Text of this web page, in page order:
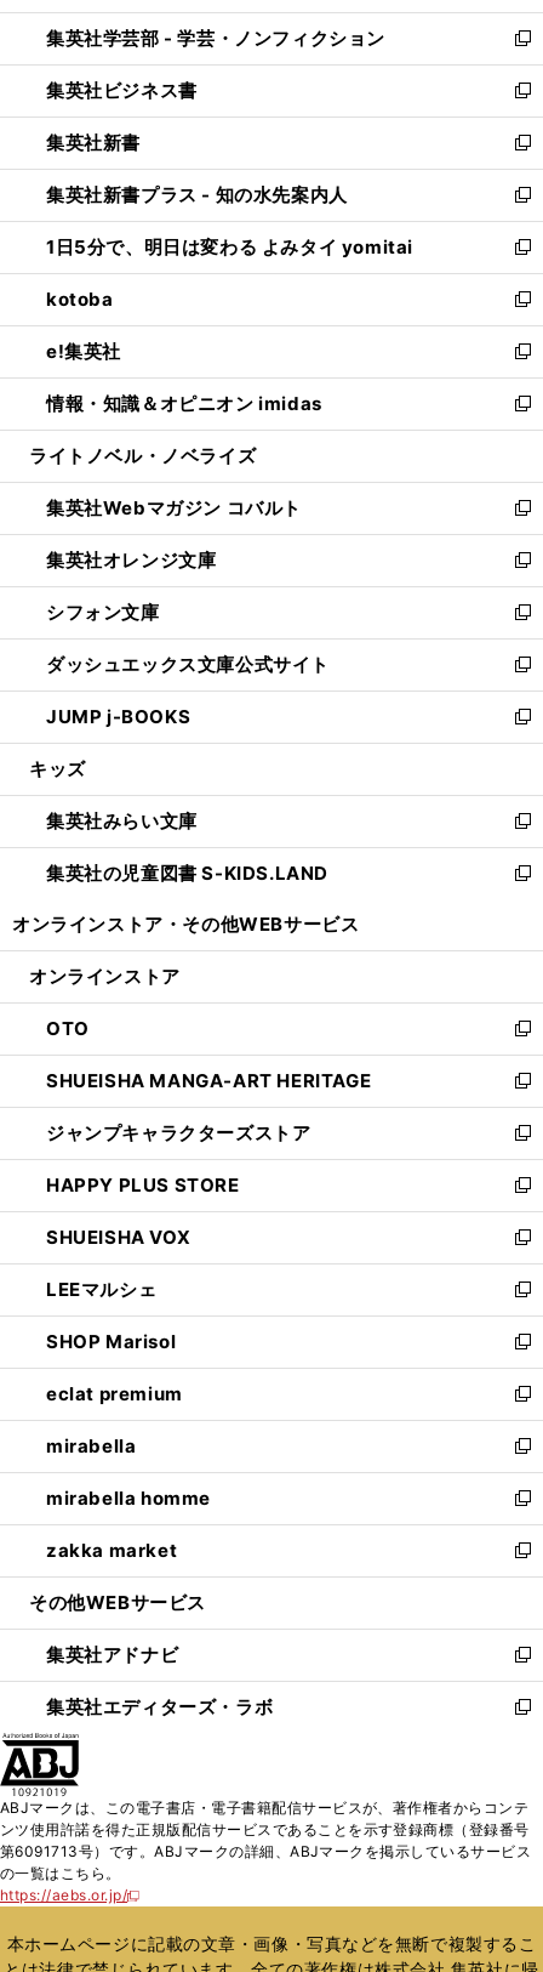
開
く
ウ
で
開
く
ン
ド
ウ
で
開
く
ウ
ィ
ン
ド
ウ
で
開
く
集英社学芸部 - 学芸・ノンフィクション
新
し
い
ウ
ィ
ン
ド
ウ
で
開
く
集英社ビジネス書
新
し
い
ウ
ィ
ン
ド
ウ
で
開
く
集英社新書
新
し
い
ウ
ィ
ン
ド
ウ
で
開
く
集英社新書プラス - 知の水先案内人
新
し
い
ウ
ィ
ン
ド
ウ
で
開
1日5分で、明日は変わる よみタイ yomitai
新
し
い
ウ
ィ
ン
ド
ウ
開
く
kotoba
新
し
い
ウ
ィ
ン
ウ
で
開
く
e!集英社
新
し
い
ウ
ン
ド
ウ
で
開
く
情報・知識＆オピニオン imidas
新
し
ウ
ィ
ン
ド
ウ
で
開
く
ライトノベル・ノベライズ
集英社Webマガジン コバルト
新
し
い
ウ
ィ
ン
ド
ウ
で
開
集英社オレンジ文庫
新
し
い
ウ
ィ
ン
ド
ウ
開
く
シフォン文庫
新
し
い
ウ
ィ
ン
ウ
で
開
く
ダッシュエックス文庫公式サイト
新
し
い
ウ
ン
ド
ウ
で
JUMP j-BOOKS
新
し
ウ
ィ
ン
ド
開
キッズ
集英社みらい文庫
新
し
い
ン
ウ
で
開
く
集英社の児童図書 S-KIDS.LAND
新
ウ
ン
ド
ウ
で
開
く
オンラインストア・ その他WEBサービス
オンラインストア
OTO
新
し
い
ウ
ィ
ン
ド
ウ
で
開
く
SHUEISHA MANGA-ART HERITAGE
新
し
い
ウ
ィ
ン
ド
ウ
で
開
く
ジャンプキャラクターズストア
新
し
い
ウ
ィ
ン
ド
ウ
で
開
く
HAPPY PLUS STORE
新
し
い
ウ
ィ
ン
ド
ウ
で
開
く
SHUEISHA VOX
新
し
い
ウ
ィ
ン
ド
ウ
で
開
く
LEEマルシェ
新
し
い
ウ
ィ
ン
ド
ウ
で
開
く
SHOP Marisol
新
し
い
ウ
ィ
ン
ド
ウ
で
開
eclat premium
新
し
い
ウ
ィ
ン
ド
ウ
開
く
mirabella
新
し
い
ウ
ィ
ン
ウ
で
開
く
mirabella homme
新
し
い
ウ
ン
ド
ウ
で
zakka market
新
し
ウ
ィ
ン
ド
く
その他WEBサービス
集英社アドナビ
新
し
い
ド
ウ
で
集英社エディターズ・ラボ
新
ィ
ン
ド
開
く
ABJマークは、この電子書店・電子書籍配信サービスが、著作権者からコンテ
ンツ使用許諾を得た正規版配信サービスであることを示す登録商標（登録番号
第6091713号）です。ABJマークの詳細、ABJマークを掲示しているサービス
の一覧はこちら。
https://aebs.or.jp/
新
い
ウ
本ホームページに記載の文章・画像・写真などを無断で複製するこ